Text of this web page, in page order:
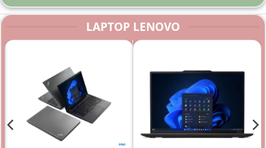
LAPTOP LENOVO